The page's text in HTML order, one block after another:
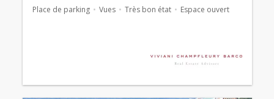
Place de parking Vues Très bon état Espace ouvert